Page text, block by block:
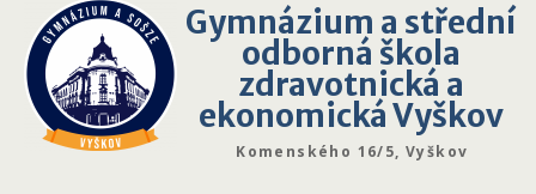
Gymnázium a střední
odborná škola
zdravotnická a
ekonomická Vyškov
Komenského 16/5, Vyškov